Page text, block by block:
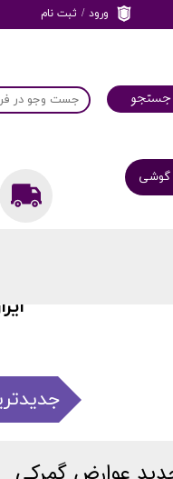
ورود / ثبت نام
سفارشات
گوشی
جستجو